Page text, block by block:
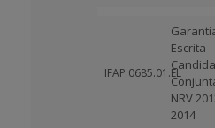
IFAP.0685.01.EL
Escrita
NRV
2014